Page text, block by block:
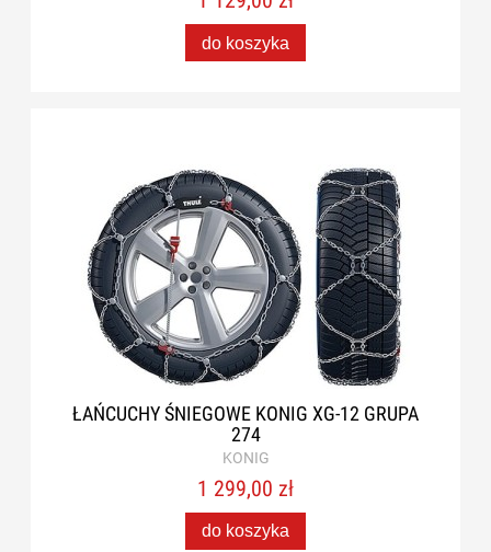
do koszyka
ŁAŃCUCHY ŚNIEGOWE KONIG XG-12 GRUPA
274
KONIG
1 299,00 zł
do koszyka